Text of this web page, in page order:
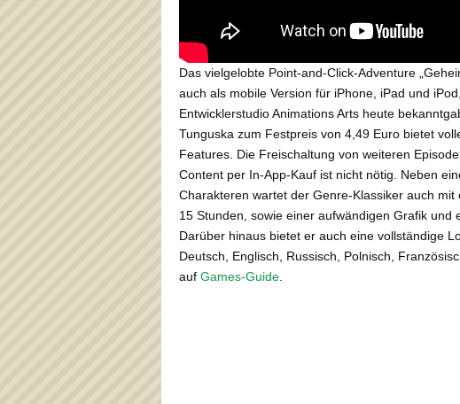
Das vielgelobte Point-and-Click-Adventure
auch als mobile Version für iPhone, iPad und
Entwicklerstudio Animations Arts heute
Tunguska zum Festpreis von 4,49 Euro bietet
Features. Die Freischaltung von weiteren
Content per In-App-Kauf ist nicht nötig. Neben
Charakteren wartet der Genre-Klassiker auch
15 Stunden, sowie einer aufwändigen Grafik und
Darüber hinaus bietet er auch eine vollständige
Deutsch, Englisch, Russisch, Polnisch,
auf Games-Guide